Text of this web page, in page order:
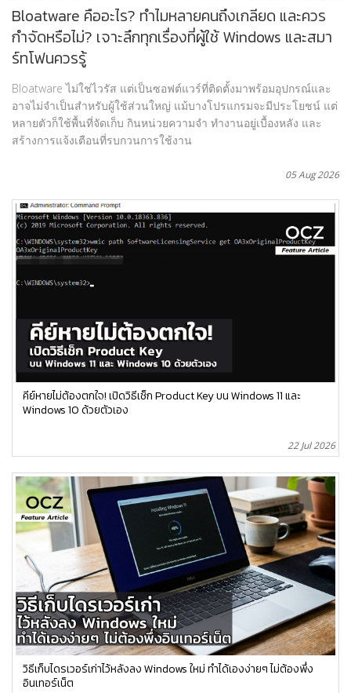
Bloatware คืออะไร? ทำไมหลายคนถึงเกลียด และควร
กำจัดหรือไม่? เจาะลึกทุกเรื่องที่ผู้ใช้ Windows และสมา
ร์ทโฟนควรรู้
Bloatware ไม่ใช่ไวรัส แต่เป็นซอฟต์แวร์ที่ติดตั้งมาพร้อมอุปกรณ์และ
อาจไม่จำเป็นสำหรับผู้ใช้ส่วนใหญ่ แม้บางโปรแกรมจะมีประโยชน์ แต่
หลายตัวก็ใช้พื้นที่จัดเก็บ กินหน่วยความจำ ทำงานอยู่เบื้องหลัง และ
สร้างการแจ้งเตือนที่รบกวนการใช้งาน
05 Aug 2026
คีย์หายไม่ต้องตกใจ! เปิดวิธีเช็ก Product Key บน Windows 11 และ
Windows 10 ด้วยตัวเอง
22 Jul 2026
วิธีเก็บไดรเวอร์เก่าไว้หลังลง Windows ใหม่ ทำได้เองง่ายๆ ไม่ต้องพึ่ง
อินเทอร์เน็ต